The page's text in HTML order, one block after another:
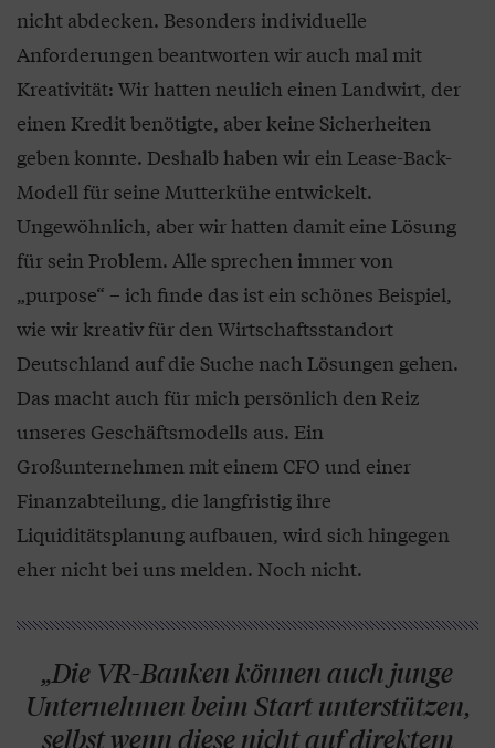
nicht abdecken. Besonders individuelle
Anforderungen beantworten wir auch mal mit
Kreativität: Wir hatten neulich einen Landwirt, der
einen Kredit benötigte, aber keine Sicherheiten
geben konnte. Deshalb haben wir ein Lease-Back-
Modell für seine Mutterkühe entwickelt.
Ungewöhnlich, aber wir hatten damit eine Lösung
für sein Problem. Alle sprechen immer von
„purpose“ – ich finde das ist ein schönes Beispiel,
wie wir kreativ für den Wirtschaftsstandort
Deutschland auf die Suche nach Lösungen gehen.
Das macht auch für mich persönlich den Reiz
unseres Geschäftsmodells aus. Ein
Großunternehmen mit einem CFO und einer
Finanzabteilung, die langfristig ihre
Liquiditätsplanung aufbauen, wird sich hingegen
eher nicht bei uns melden. Noch nicht.
„Die VR-Banken können auch junge
Unternehmen beim Start unterstützen,
selbst wenn diese nicht auf direktem